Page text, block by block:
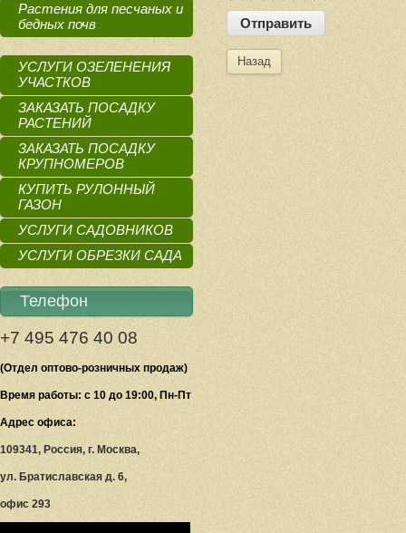
Назад
Растения для песчаных и
бедных почв
УСЛУГИ ОЗЕЛЕНЕНИЯ
УЧАСТКОВ
ЗАКАЗАТЬ ПОСАДКУ
РАСТЕНИЙ
ЗАКАЗАТЬ ПОСАДКУ
КРУПНОМЕРОВ
КУПИТЬ РУЛОННЫЙ
ГАЗОН
УСЛУГИ САДОВНИКОВ
УСЛУГИ ОБРЕЗКИ САДА
Телефон
+7 495 476 40 08
(Отдел оптово-розничных продаж)
Время работы: с 10 до 19:00, Пн-Пт
Адрес офиса:
109341, Россия, г. Москва,
ул. Братиславская д. 6,
офис 293